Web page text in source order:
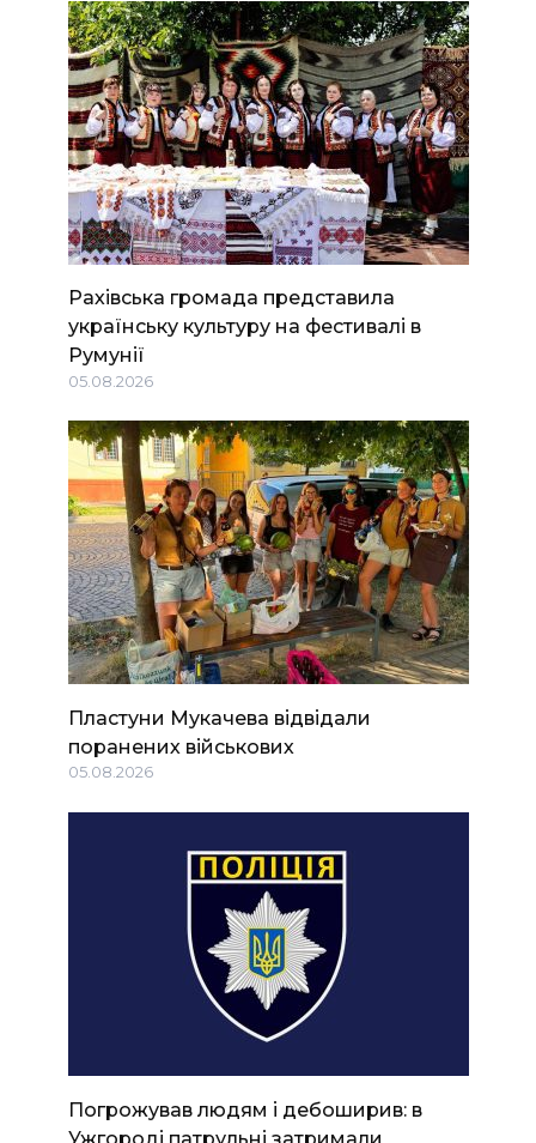
Рахівська громада представила
українську культуру на фестивалі в
Румунії
05.08.2026
Пластуни Мукачева відвідали
поранених військових
05.08.2026
Погрожував людям і дебоширив: в
Ужгороді патрульні затримали